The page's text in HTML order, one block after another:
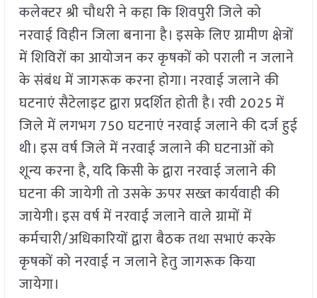
कलेक्टर श्री चौधरी ने कहा कि शिवपुरी जिले को
नरवाई विहीन जिला बनाना है। इसके लिए ग्रामीण क्षेत्रों
में शिविरों का आयोजन कर कृषकों को पराली न जलाने
के संबंध में जागरूक करना होगा। नरवाई जलाने की
घटनाएं सैटेलाइट द्वारा प्रदर्शित होती है। रवी 2025 में
जिले में लगभग 750 घटनाएं नरवाई जलाने की दर्ज हुई
थी। इस वर्ष जिले में नरवाई जलाने की घटनाओं को
शून्य करना है, यदि किसी के द्वारा नरवाई जलाने की
घटना की जायेगी तो उसके ऊपर सख्त कार्यवाही की
जायेगी। इस वर्ष में नरवाई जलाने वाले ग्रामों में
कर्मचारी/अधिकारियों द्वारा बैठक तथा सभाएं करके
कृषकों को नरवाई न जलाने हेतु जागरूक किया
जायेगा।